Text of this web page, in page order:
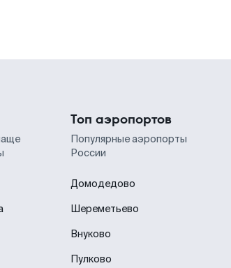
Топ аэропортов
Популярные аэропорты
России
Домодедово
Шереметьево
Внуково
Пулково